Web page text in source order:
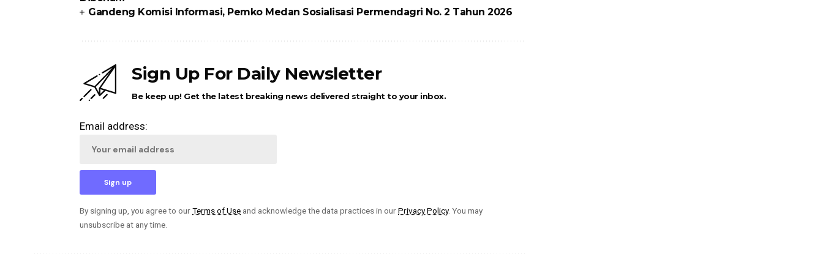
Gandeng Komisi Informasi, Pemko Medan Sosialisasi Permendagri No. 2 Tahun 2026
Sign Up For Daily Newsletter
Be keep up! Get the latest breaking news delivered straight to your inbox.
Email address:
By signing up, you agree to ourTerms of Use and acknowledge the data practices in ourPrivacy Policy. You may
unsubscribe at any time.